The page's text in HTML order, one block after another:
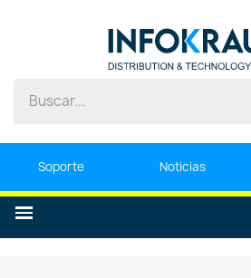
Soporte Noticias